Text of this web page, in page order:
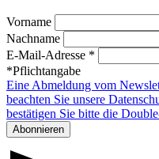
Vorname
Nachname
E-Mail-Adresse *
*Pflichtangabe
Eine Abmeldung vom
beachten Sie unsere
bestätigen Sie bitte die